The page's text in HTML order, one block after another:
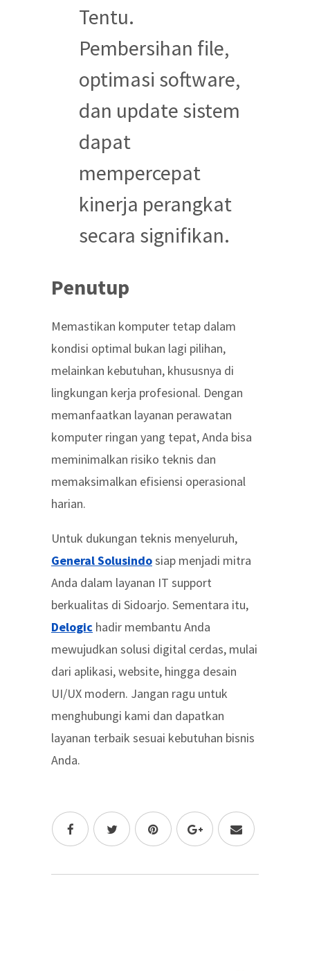
Tentu.
Pembersihan file,
optimasi software,
dan update sistem
dapat
mempercepat
kinerja perangkat
secara signifikan.
Penutup
Memastikan komputer tetap dalam
kondisi optimal bukan lagi pilihan,
melainkan kebutuhan, khususnya di
lingkungan kerja profesional. Dengan
memanfaatkan layanan perawatan
komputer ringan yang tepat, Anda bisa
meminimalkan risiko teknis dan
memaksimalkan efisiensi operasional
harian.
Untuk dukungan teknis menyeluruh,
General Solusindosiap menjadi mitra
Anda dalam layanan IT support
berkualitas di Sidoarjo. Sementara itu,
Delogic hadir membantu Anda
mewujudkan solusi digital cerdas, mulai
dari aplikasi, website, hingga desain
UI/UX modern. Jangan ragu untuk
menghubungi kami dan dapatkan
layanan terbaik sesuai kebutuhan bisnis
Anda.